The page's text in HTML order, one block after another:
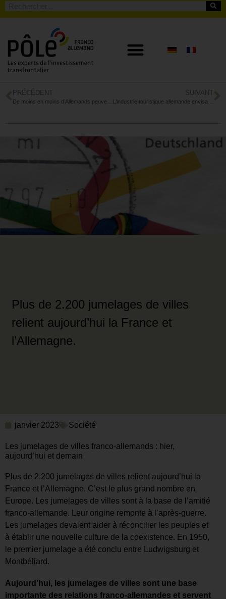
PRÉCÉDENT SUIVANT
Plus de 2.200 jumelages de villes
relient aujourd’hui la France et
l’Allemagne.
janvier 2023 Société
Les jumelages de villes franco-allemands : hier,
aujourd’hui et demain
Plus de 2.200 jumelages de villes relient aujourd’hui la
France et l’Allemagne. C’est le plus grand nombre en
Europe. Les jumelages de villes sont à la base de l’amitié
franco-allemande. Leur origine remonte à l’après-guerre.
Les jumelages devaient aider à réconcilier les peuples et
à établir une nouvelle culture de la coexistence. En 1950,
le premier jumelage a été conclu entre Ludwigsburg et
Montbéliard.
Aujourd’hui, les jumelages de villes sont une base
importante des relations franco-allemandes et servent